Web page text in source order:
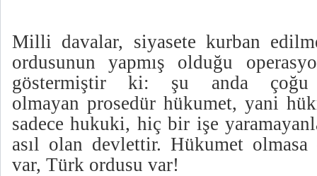
Milli davalar, siyasete kurban
ordusunun yapmış olduğu
göstermiştir ki: şu anda
olmayan prosedür hükumet, yani
sadece hukuki, hiç bir işe
asıl olan devlettir. Hükumet
var, Türk ordusu var!